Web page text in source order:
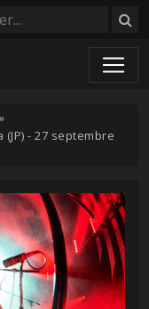
»
- 27 septembre